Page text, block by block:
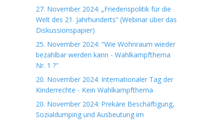
27. November 2024: „Friedenspolitik für die
Welt des 21. Jahrhunderts“ (Webinar über das
Diskussionspapier)
25. November 2024: "Wie Wohnraum wieder
bezahlbar werden kann - Wahlkampfthema
Nr. 1 ?"
20. November 2024: Internationaler Tag der
Kinderrechte - Kein Wahlkampfthema
20. November 2024: Prekäre Beschäftigung,
Sozialdumping und Ausbeutung im